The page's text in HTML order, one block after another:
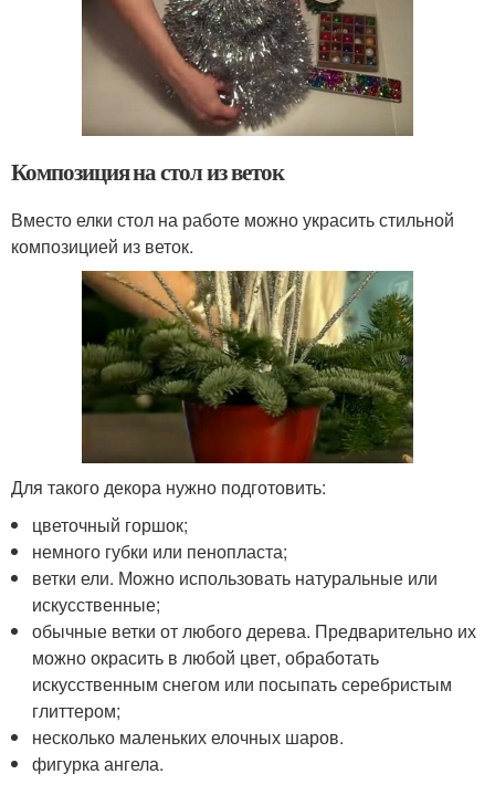
Композиция на стол из веток
Вместо елки стол на работе можно украсить стильной
композицией из веток.
Для такого декора нужно подготовить:
цветочный горшок;
немного губки или пенопласта;
ветки ели. Можно использовать натуральные или
искусственные;
обычные ветки от любого дерева. Предварительно их
можно окрасить в любой цвет, обработать
искусственным снегом или посыпать серебристым
глиттером;
несколько маленьких елочных шаров.
фигурка ангела.